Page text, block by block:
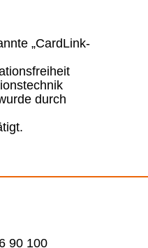
„CardLink-
durch
90 100